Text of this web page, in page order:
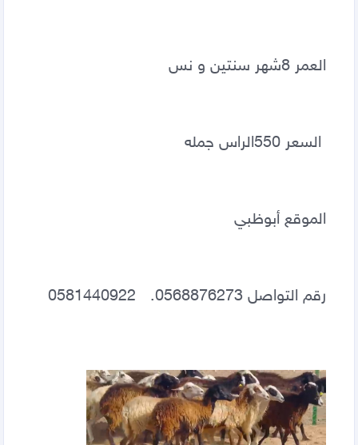
العمر 8شهر سنتين و نس
السعر 550الراس جمله
الموقع أبوظبي
رقم التواصل 0568876273.   0581440922